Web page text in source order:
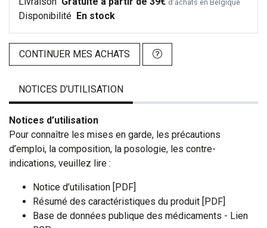
d’achats en Belgique
Disponibilité En stock
CONTINUER MES ACHATS
NOTICES D’UTILISATION
Notices d’utilisation
Pour connaître les mises en garde, les précautions
d’emploi, la composition, la posologie, les contre-
indications, veuillez lire :
Notice d’utilisation [PDF]
Résumé des caractéristiques du produit [PDF]
Base de données publique des médicaments - Lien